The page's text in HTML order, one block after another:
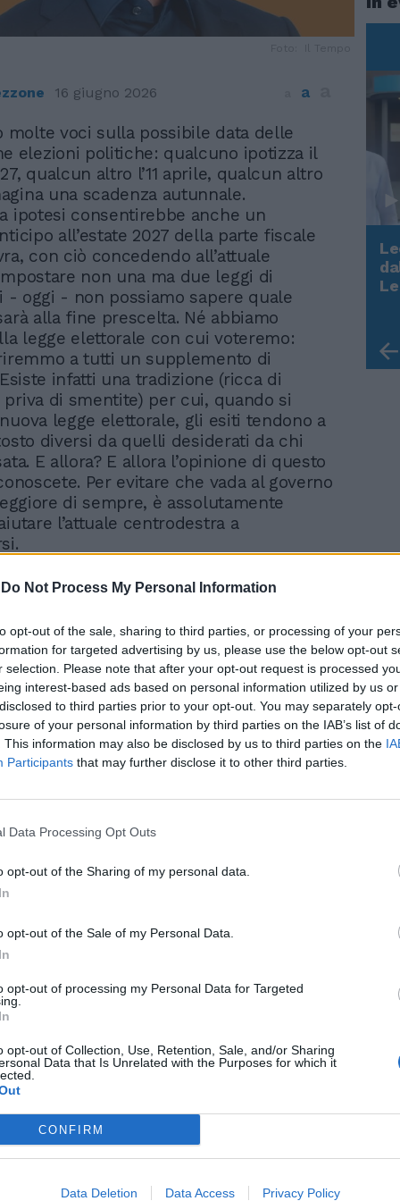
Do Not Process My Personal Information
opt-out of the sale, sharing to third parties, or processing of your
for targeted advertising by us, please use the below opt-out
selection. Please note that after your opt-out request is processed
interest-based ads based on personal information utilized by us
to third parties prior to your opt-out. You may separately
of your personal information by third parties on the IAB’s list of
This information may also be disclosed by us to third parties on the
Participants that may further disclose it to other third parties.
Data Processing Opt Outs
opt-out of the Sharing of my personal data.
opt-out of the Sale of my Personal Data.
opt-out of processing my Personal Data for Targeted
opt-out of Collection, Use, Retention, Sale, and/or Sharing
Data that Is Unrelated with the Purposes for which it
CONFIRM
Data Deletion Data Access Privacy Policy
16 giugno 2026 a
molte voci sulla possibile data delle
elezioni politiche: qualcuno ipotizza il
qualcun altro l’11 aprile, qualcun altro
una scadenza autunnale.
ipotesi consentirebbe anche un
all’estate 2027 della parte fiscale
con ciò concedendo all’attuale
non una ma due leggi di
- oggi - non possiamo sapere quale
alla fine prescelta. Né abbiamo
legge elettorale con cui voteremo:
a tutti un supplemento di
infatti una tradizione (ricca di
di smentite) per cui, quando si
legge elettorale, gli esiti tendono a
diversi da quelli desiderati da chi
E allora? E allora l’opinione di questo
Per evitare che vada al governo
di sempre, è assolutamente
l’attuale centrodestra a
dello scorso marzo, si era creata
esaltazione: già circolavano liste
rossi. Il turno amministrativo, con
a Venezia, ha ribaltato gli umori. Che
di nuovo agitati, dall’una e dall’altra
start-up politica di Roberto Vannacci.
(ci permettiamo) è il caso di perseguire
filosofi greci chiamavano «atarassia»,
e saggia imperturbabilità. Non c’è
ossessionati in positivo) su tre
i ceti bassi, con l’intervento sulle
Irpef e il taglio (reso strutturale) del
L’operazione ha funzionato, restituendo
d’acquisto alle famiglie. Ora si tratta
il beneficio al ceto medio (il grande
i 50mila euro lordi, in larga misura
che fino ad oggi non ha visto
Qui il bilancio è nettamente
53% di sbarchi, raddoppio dei
una efficace battaglia in Europa) per
Rudy Giuliani a Come States?
Trump, Meloni e la strategia
americana